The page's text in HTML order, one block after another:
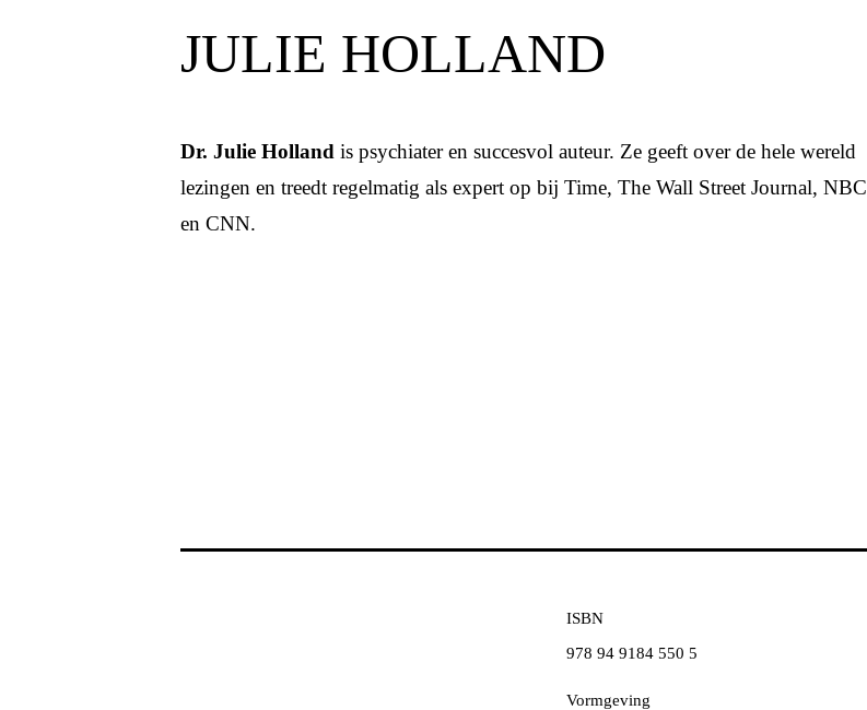
JULIE HOLLAND
Dr. Julie Holland is psychiater en succesvol auteur. Ze geeft over de hele wereld
lezingen en treedt regelmatig als expert op bij Time, The Wall Street Journal, NBC
en CNN.
ISBN
978 94 9184 550 5
Vormgeving